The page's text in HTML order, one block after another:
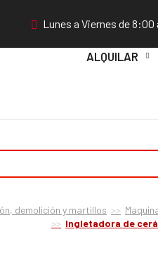
Lunes a Viernes de 8:00
ALQUILAR
demolición y martillos
Ingletadora de